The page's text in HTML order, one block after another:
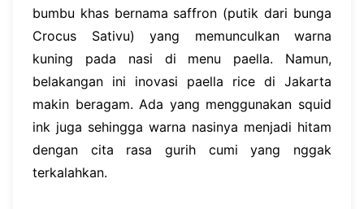
bumbu khas bernama saffron (putik dari bunga
Crocus Sativu) yang memunculkan warna
kuning pada nasi di menu paella. Namun,
belakangan ini inovasi paella rice di Jakarta
makin beragam. Ada yang menggunakan squid
ink juga sehingga warna nasinya menjadi hitam
dengan cita rasa gurih cumi yang nggak
terkalahkan.